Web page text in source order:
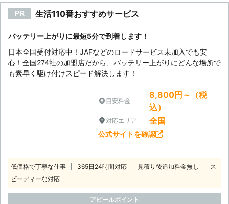
PR 生活110番おすすめサービス
バッテリー上がりに最短5分で到着します！
日本全国受付対応中！JAFなどのロードサービス未加入でも安
心！全国274社の加盟店だから、バッテリー上がりにどんな場所で
も素早く駆け付けスピード解決します！
目安料金
8,800円～（税
込）
対応エリア 全国
公式サイトを確認
低価格で丁寧な仕事 365日24時間対応 見積り後追加料金無し
ス
ピーディーな対応
アピールポイント